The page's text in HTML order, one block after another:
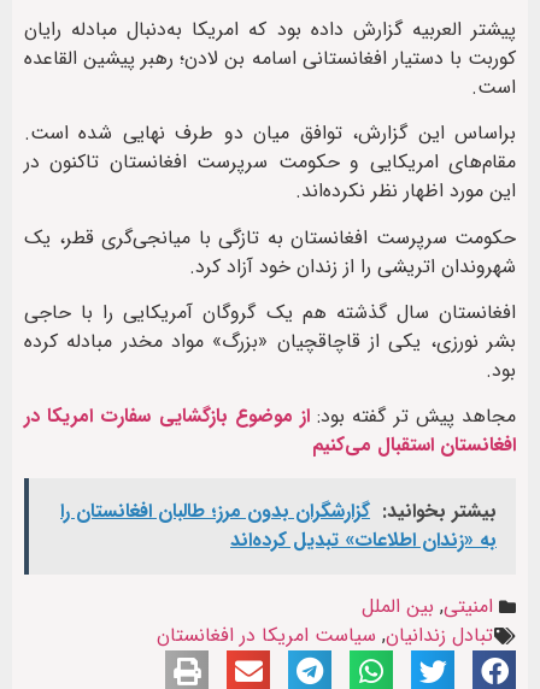
پیشتر العربیه گزارش داده بود که امریکا به‌دنبال مبادله‌ رایان
کوربت با دستیار افغانستانی اسامه بن لادن؛ رهبر پیشین القاعده
است.
براساس این گزارش، توافق میان دو طرف نهایی شده است.
مقام‎‌های امریکایی و حکومت سرپرست افغانستان تاکنون در
این مورد اظهار نظر نکرده‌اند.
حکومت سرپرست افغانستان به‌ تازگی با میانجی‌گری قطر، یک
شهروندان اتریشی را از زندان خود آزاد کرد.
افغانستان سال گذشته هم یک گروگان آمریکایی را با حاجی
بشر نورزی، یکی از قاچاقچیان «بزرگ» مواد مخدر مبادله کرده
بود.
مجاهد پیش تر گفته بود: از موضوع بازگشایی سفارت امریکا در
افغانستان استقبال می‌کنیم
بیشتر بخوانید: گزارشگران بدون مرز؛ طالبان افغانستان را
به «زندان اطلاعات» تبدیل کرده‌اند
امنیتی, بین الملل
تبادل زندانیان, سیاست امریکا در افغانستان